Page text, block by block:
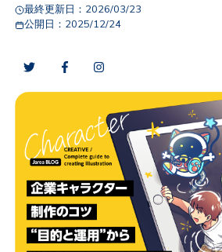
最終更新日： 2026/03/23
公開日： 2025/12/24